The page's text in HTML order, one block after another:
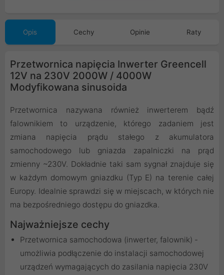
Opis Cechy Opinie Raty
Przetwornica napięcia Inwerter Greencell
12V na 230V 2000W / 4000W
Modyfikowana sinusoida
Przetwornica nazywana również inwerterem bądź
falownikiem to urządzenie, którego zadaniem jest
zmiana napięcia prądu stałego z akumulatora
samochodowego lub gniazda zapalniczki na prąd
zmienny ~230V. Dokładnie taki sam sygnał znajduje się
w każdym domowym gniazdku (Typ E) na terenie całej
Europy. Idealnie sprawdzi się w miejscach, w których nie
ma bezpośredniego dostępu do gniazdka.
Najważniejsze cechy
Przetwornica samochodowa (inwerter, falownik) -
umożliwia podłączenie do instalacji samochodowej
urządzeń wymagających do zasilania napięcia 230V